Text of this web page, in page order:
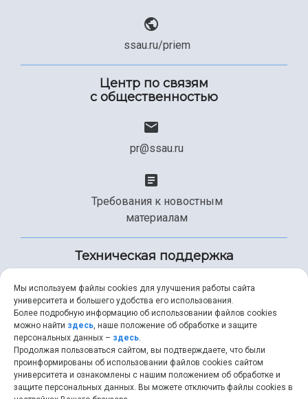
ssau.ru/priem
Центр по связям
с общественностью
pr@ssau.ru
Требования к новостным
материалам
Техническая поддержка
+7 (846) 267-49-99
help@ssau.ru
Мы используем файлы cookies для улучшения работы сайта
университета и большего удобства его использования.
Более подробную информацию об использовании файлов cookies
можно найти здесь, наше положение об обработке и защите
персональных данных – здесь.
Продолжая пользоваться сайтом, вы подтверждаете, что были
проинформированы об использовании файлов cookies сайтом
университета и ознакомлены с нашим положением об обработке и
защите персональных данных. Вы можете отключить файлы cookies в